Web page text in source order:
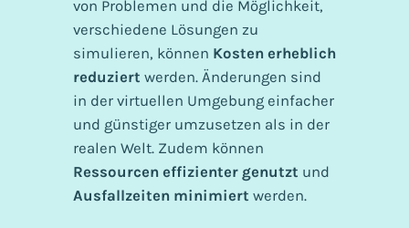
von Problemen und die Möglichkeit,
verschiedene Lösungen zu
simulieren, können Kosten erheblich
reduziert werden. Änderungen sind
in der virtuellen Umgebung einfacher
und günstiger umzusetzen als in der
realen Welt. Zudem können
Ressourcen effizienter genutzt und
Ausfallzeiten minimiert werden.